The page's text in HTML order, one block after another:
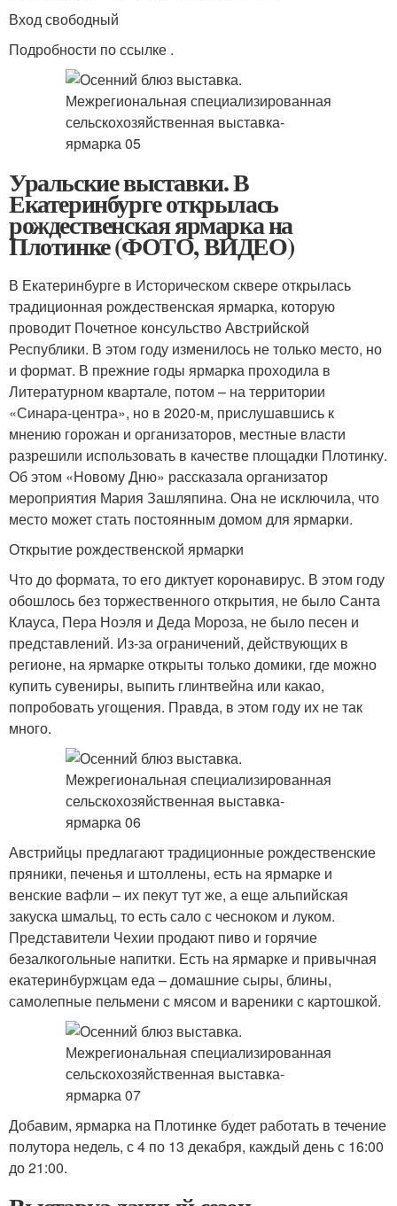
Вход свободный
Подробности по ссылке .
Уральские выставки. В
Екатеринбурге открылась
рождественская ярмарка на
Плотинке (ФОТО, ВИДЕО)
В Екатеринбурге в Историческом сквере открылась
традиционная рождественская ярмарка, которую
проводит Почетное консульство Австрийской
Республики. В этом году изменилось не только место, но
и формат. В прежние годы ярмарка проходила в
Литературном квартале, потом – на территории
«Синара-центра», но в 2020-м, прислушавшись к
мнению горожан и организаторов, местные власти
разрешили использовать в качестве площадки Плотинку.
Об этом «Новому Дню» рассказала организатор
мероприятия Мария Зашляпина. Она не исключила, что
место может стать постоянным домом для ярмарки.
Открытие рождественской ярмарки
Что до формата, то его диктует коронавирус. В этом году
обошлось без торжественного открытия, не было Санта
Клауса, Пера Ноэля и Деда Мороза, не было песен и
представлений. Из-за ограничений, действующих в
регионе, на ярмарке открыты только домики, где можно
купить сувениры, выпить глинтвейна или какао,
попробовать угощения. Правда, в этом году их не так
много.
Австрийцы предлагают традиционные рождественские
пряники, печенья и штоллены, есть на ярмарке и
венские вафли – их пекут тут же, а еще альпийская
закуска шмальц, то есть сало с чесноком и луком.
Представители Чехии продают пиво и горячие
безалкогольные напитки. Есть на ярмарке и привычная
екатеринбуржцам еда – домашние сыры, блины,
самолепные пельмени с мясом и вареники с картошкой.
Добавим, ярмарка на Плотинке будет работать в течение
полутора недель, с 4 по 13 декабря, каждый день с 16:00
до 21:00.